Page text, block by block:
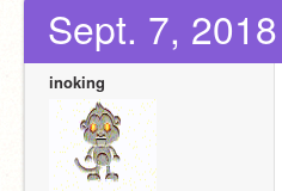
Sept. 7,
inoking